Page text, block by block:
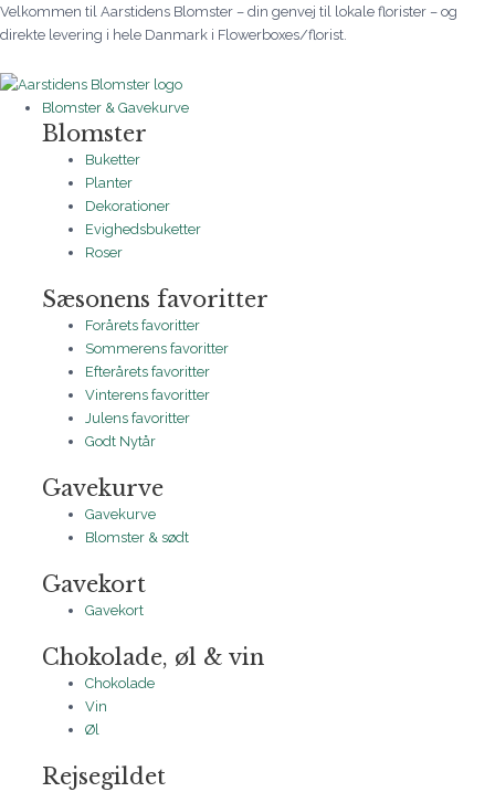
Gå
til
Velkommen til Aarstidens Blomster – din genvej til lokale florister – og
direkte levering i hele Danmark i Flowerboxes/florist.
Blomster & Gavekurve
Blomster
Buketter
Planter
Dekorationer
Evighedsbuketter
Roser
Sæsonens favoritter
Forårets favoritter
Sommerens favoritter
Efterårets favoritter
Vinterens favoritter
Julens favoritter
Godt Nytår
Gavekurve
Gavekurve
Blomster & sødt
Gavekort
Gavekort
Chokolade, øl & vin
Chokolade
Vin
Øl
Rejsegildet
Prisinterval:
1.195 kr.
3.695 kr.
Prisinterval:
1.195 kr.
3.695 kr.
Æresport
med
blomster
antal
Prisinterval:
2.395 kr.
11.995 kr.
Prisinterval:
245 kr.
545 kr.